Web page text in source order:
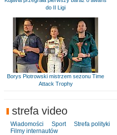
do II Ligi
Borys Piotrowski mistrzem sezonu Time
Attack Trophy
strefa video
Wiadomości Sport Strefa polityki
Filmy internautów